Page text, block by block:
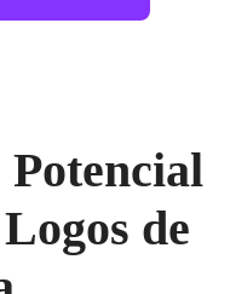
Potencial
de